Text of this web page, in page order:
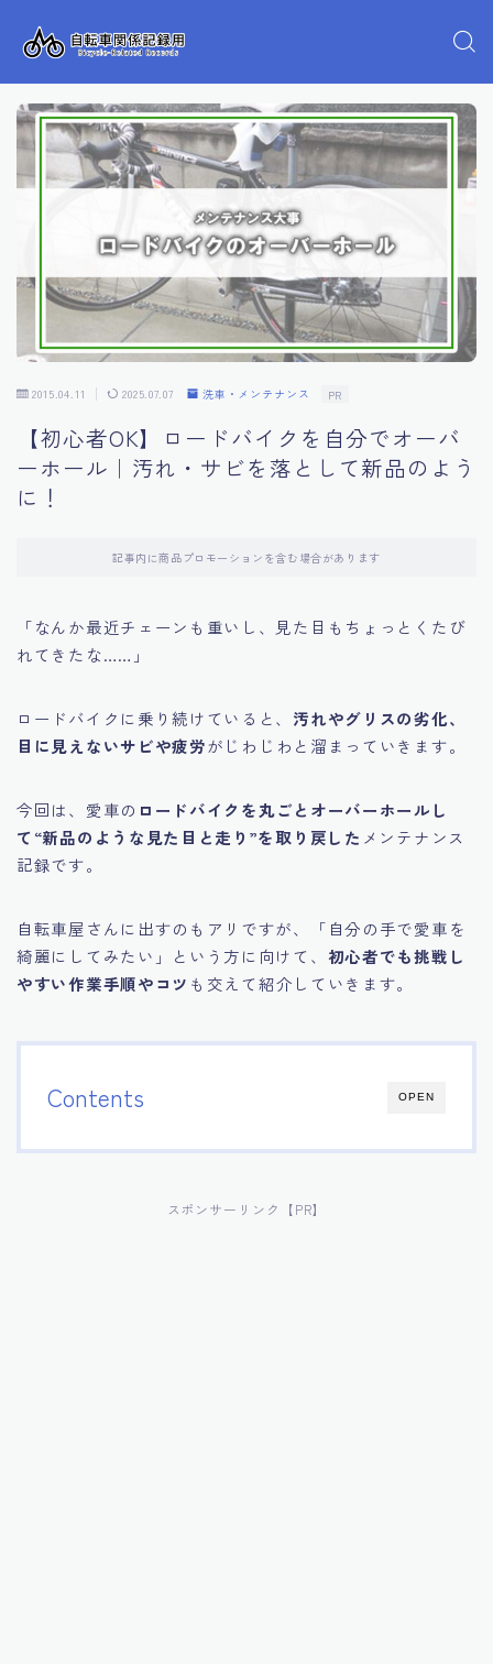
2015.04.11 2025.07.07 洗車・メンテナンス PR
【初心者OK】ロードバイクを自分でオーバ
ーホール｜汚れ・サビを落として新品のよう
に！
記事内に商品プロモーションを含む場合があります
「なんか最近チェーンも重いし、見た目もちょっとくたび
れてきたな……」
ロードバイクに乗り続けていると、 汚れやグリスの劣化、
目に見えないサビや疲労がじわじわと溜まっていきます。
今回は、愛車の ロードバイクを丸ごとオーバーホールし
て“新品のような見た目と走り”を取り戻した メンテナンス
記録です。
自転車屋さんに出すのもアリですが、「自分の手で愛車を
綺麗にしてみたい」という方に向けて、 初心者でも挑戦し
やすい作業手順やコツ も交えて紹介していきます。
OPEN
Contents
スポンサーリンク【PR】